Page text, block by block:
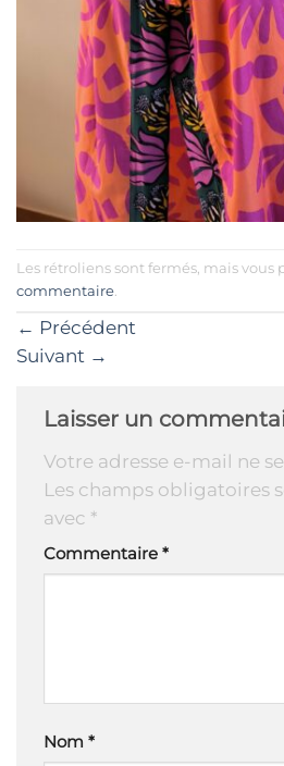
Les rétroliens sont fermés, mais vous
commentaire.
← Précédent
Suivant →
Laisser un
Votre adresse e-mail ne
Les champs obligatoires
avec *
Commentaire *
Nom *